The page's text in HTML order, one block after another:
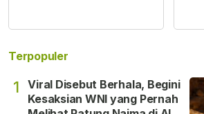
Terpopuler
1
Viral Disebut Berhala, Begini
Kesaksian WNI yang Pernah